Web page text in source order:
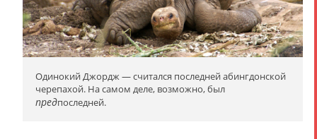
Одинокий Джордж — считался последней абингдонской
черепахой. На самом деле, возможно, был
предпоследней.